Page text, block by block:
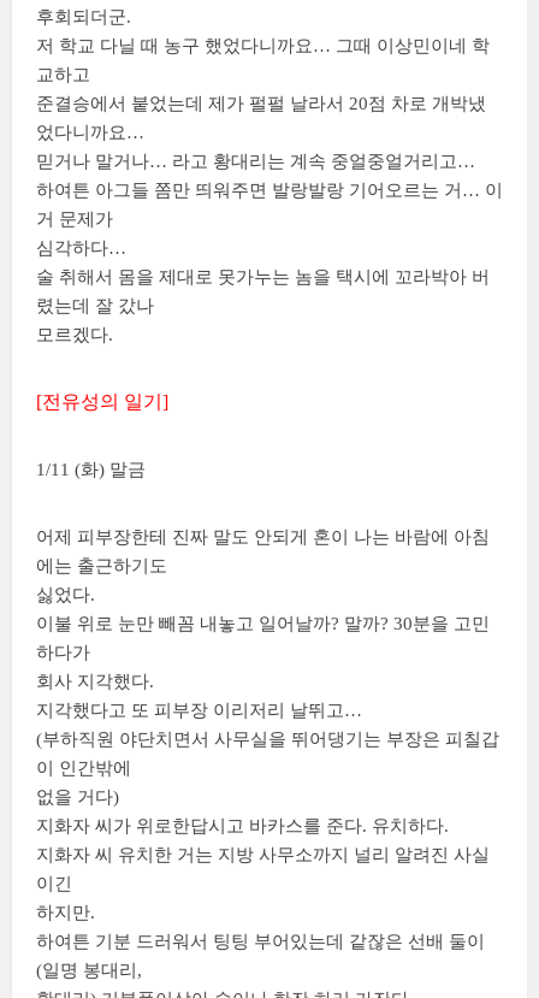
후회되더군.
저 학교 다닐 때 농구 했었다니까요… 그때 이상민이네 학
교하고
준결승에서 붙었는데 제가 펄펄 날라서 20점 차로 개박냈
었다니까요…
믿거나 말거나… 라고 황대리는 계속 중얼중얼거리고…
하여튼 아그들 쫌만 띄워주면 발랑발랑 기어오르는 거… 이
거 문제가
심각하다…
술 취해서 몸을 제대로 못가누는 놈을 택시에 꼬라박아 버
렸는데 잘 갔나
모르겠다.
[전유성의 일기]
1/11 (화) 말금
어제 피부장한테 진짜 말도 안되게 혼이 나는 바람에 아침
에는 출근하기도
싫었다.
이불 위로 눈만 빼꼼 내놓고 일어날까? 말까? 30분을 고민
하다가
회사 지각했다.
지각했다고 또 피부장 이리저리 날뛰고…
(부하직원 야단치면서 사무실을 뛰어댕기는 부장은 피칠갑
이 인간밖에
없을 거다)
지화자 씨가 위로한답시고 바카스를 준다. 유치하다.
지화자 씨 유치한 거는 지방 사무소까지 널리 알려진 사실
이긴
하지만.
하여튼 기분 드러워서 팅팅 부어있는데 같잖은 선배 둘이
(일명 봉대리,